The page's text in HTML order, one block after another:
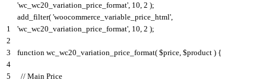
1
2
3
4
5
'wc_wc20_variation_price_format', 10, 2 );
add_filter( 'woocommerce_variable_price_html',
'wc_wc20_variation_price_format', 10, 2 );
function wc_wc20_variation_price_format( $price, $product ) {
// Main Price